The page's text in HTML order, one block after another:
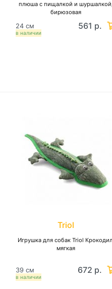
плюша с пищалкой и
бирюзовая
в наличии
24 см 561 р.
Triol
Игрушка для собак Triol
мягкая
в наличии
39 см 672 р.